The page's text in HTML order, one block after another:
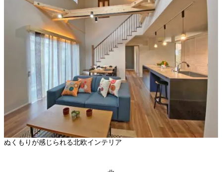
ぬくもりが感じられる北欧インテリア